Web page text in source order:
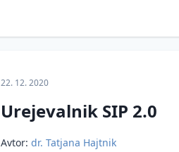
22. 12. 2020
Urejevalnik SIP 2.0
Avtor: dr. Tatjana Hajtnik